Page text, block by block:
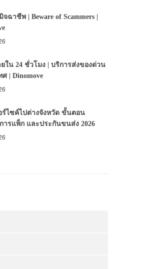
ฉาชีพ | Beware of Scammers |
ใน 24 ชั่วโมง | บริการส่งของด่วน
ศ | Dinomove
ร์ไซค์ไปต่างจังหวัด ขั้นตอน
ารแพ็ก และประกันขนส่ง 2026